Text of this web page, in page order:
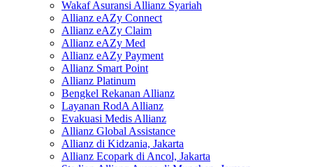
Wakaf Asuransi Allianz Syariah
Allianz eAZy Connect
Allianz eAZy Claim
Allianz eAZy Med
Allianz eAZy Payment
Allianz Smart Point
Allianz Platinum
Bengkel Rekanan Allianz
Layanan RodA Allianz
Evakuasi Medis Allianz
Allianz Global Assistance
Allianz di Kidzania, Jakarta
Allianz Ecopark di Ancol, Jakarta